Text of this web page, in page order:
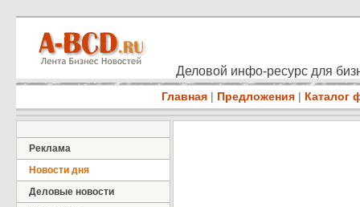
Деловой инфо-ресурс для
Главная | Предложения | Каталог
Реклама
Новости дня
Деловые новости